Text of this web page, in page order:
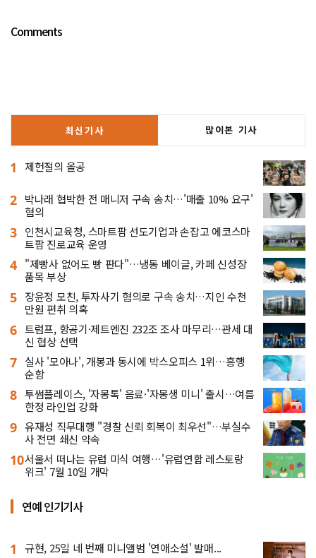
Comments
최신기사 많이본 기사
1 제헌절의 올공
2 박나래 협박한 전 매니저 구속 송치…'매출 10% 요구'
혐의
3 인천시교육청, 스마트팜 선도기업과 손잡고 에코스마
트팜 진로교육 운영
4 "제빵사 없어도 빵 판다"…냉동 베이글, 카페 신성장
품목 부상
5 장윤정 모친, 투자사기 혐의로 구속 송치…지인 수천
만원 편취 의혹
6 트럼프, 항공기·제트엔진 232조 조사 마무리…관세 대
신 협상 선택
7 실사 '모아나', 개봉과 동시에 박스오피스 1위…흥행
순항
8 투썸플레이스, '자몽톡' 음료·'자몽생 미니' 출시…여름
한정 라인업 강화
9 유재성 직무대행 "경찰 신뢰 회복이 최우선"…부실수
사 전면 쇄신 약속
10서울서 떠나는 유럽 미식 여행…'유럽연합 레스토랑
위크' 7월 10일 개막
연예 인기기사
1 규현, 25일 네 번째 미니앨범 '연애소설' 발매...